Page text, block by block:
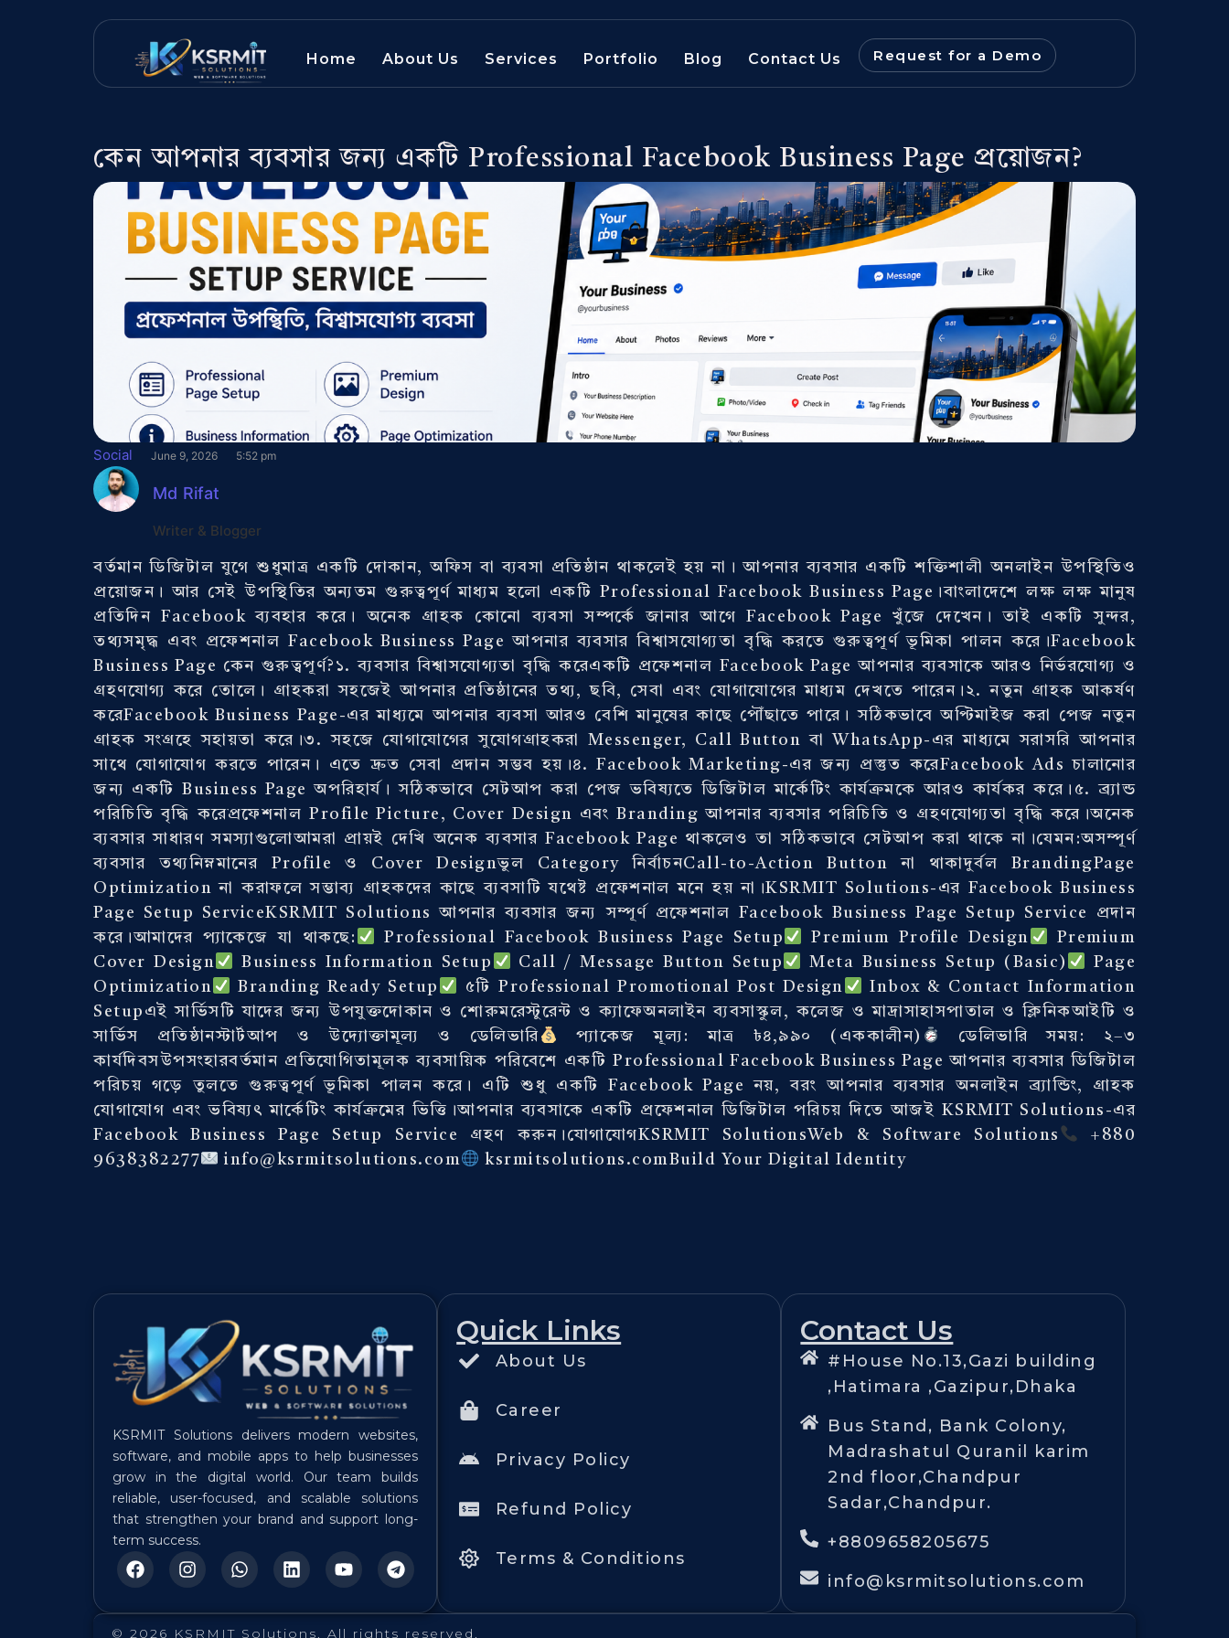
Home About Us Services Portfolio Blog Contact Us Request for a Demo
কেন আপনার ব্যবসার জন্য একটি Professional Facebook Business Page প্রয়োজন?
Social June 9, 2026 5:52 pm
Md Rifat
Writer & Blogger
বর্তমান ডিজিটাল যুগে শুধুমাত্র একটি দোকান, অফিস বা ব্যবসা প্রতিষ্ঠান থাকলেই হয় না। আপনার ব্যবসার একটি শক্তিশালী অনলাইন উপস্থিতিও
প্রয়োজন। আর সেই উপস্থিতির অন্যতম গুরুত্বপূর্ণ মাধ্যম হলো একটি Professional Facebook Business Page।বাংলাদেশে লক্ষ লক্ষ মানুষ
প্রতিদিন Facebook ব্যবহার করে। অনেক গ্রাহক কোনো ব্যবসা সম্পর্কে জানার আগে Facebook Page খুঁজে দেখেন। তাই একটি সুন্দর,
তথ্যসমৃদ্ধ এবং প্রফেশনাল Facebook Business Page আপনার ব্যবসার বিশ্বাসযোগ্যতা বৃদ্ধি করতে গুরুত্বপূর্ণ ভূমিকা পালন করে।Facebook
Business Page কেন গুরুত্বপূর্ণ?১. ব্যবসার বিশ্বাসযোগ্যতা বৃদ্ধি করেএকটি প্রফেশনাল Facebook Page আপনার ব্যবসাকে আরও নির্ভরযোগ্য ও
গ্রহণযোগ্য করে তোলে। গ্রাহকরা সহজেই আপনার প্রতিষ্ঠানের তথ্য, ছবি, সেবা এবং যোগাযোগের মাধ্যম দেখতে পারেন।২. নতুন গ্রাহক আকর্ষণ
করেFacebook Business Page-এর মাধ্যমে আপনার ব্যবসা আরও বেশি মানুষের কাছে পৌঁছাতে পারে। সঠিকভাবে অপ্টিমাইজ করা পেজ নতুন
গ্রাহক সংগ্রহে সহায়তা করে।৩. সহজে যোগাযোগের সুযোগগ্রাহকরা Messenger, Call Button বা WhatsApp-এর মাধ্যমে সরাসরি আপনার
সাথে যোগাযোগ করতে পারেন। এতে দ্রুত সেবা প্রদান সম্ভব হয়।৪. Facebook Marketing-এর জন্য প্রস্তুত করেFacebook Ads চালানোর
জন্য একটি Business Page অপরিহার্য। সঠিকভাবে সেটআপ করা পেজ ভবিষ্যতে ডিজিটাল মার্কেটিং কার্যক্রমকে আরও কার্যকর করে।৫. ব্র্যান্ড
পরিচিতি বৃদ্ধি করেপ্রফেশনাল Profile Picture, Cover Design এবং Branding আপনার ব্যবসার পরিচিতি ও গ্রহণযোগ্যতা বৃদ্ধি করে।অনেক
ব্যবসার সাধারণ সমস্যাগুলোআমরা প্রায়ই দেখি অনেক ব্যবসার Facebook Page থাকলেও তা সঠিকভাবে সেটআপ করা থাকে না।যেমন:অসম্পূর্ণ
ব্যবসার তথ্যনিম্নমানের Profile ও Cover Designভুল Category নির্বাচনCall-to-Action Button না থাকাদুর্বল BrandingPage
Optimization না করাফলে সম্ভাব্য গ্রাহকদের কাছে ব্যবসাটি যথেষ্ট প্রফেশনাল মনে হয় না।KSRMIT Solutions-এর Facebook Business
Page Setup ServiceKSRMIT Solutions আপনার ব্যবসার জন্য সম্পূর্ণ প্রফেশনাল Facebook Business Page Setup Service প্রদান
করে।আমাদের প্যাকেজে যা থাকছে:
Professional Facebook Business Page Setup Premium Profile Design
Premium
Cover Design
Business Information Setup Call / Message Button Setup Meta Business Setup (Basic)
Page
Optimization
Branding Ready Setup ৫টি Professional Promotional Post Design
Inbox & Contact Information
Setupএই সার্ভিসটি যাদের জন্য উপযুক্তদোকান ও শোরুমরেস্টুরেন্ট ও ক্যাফেঅনলাইন ব্যবসাস্কুল, কলেজ ও মাদ্রাসাহাসপাতাল ও ক্লিনিকআইটি ও
সার্ভিস প্রতিষ্ঠানস্টার্টআপ ও উদ্যোক্তামূল্য ও ডেলিভারি
প্যাকেজ মূল্য: মাত্র ৳৪,৯৯০ (এককালীন)
ডেলিভারি সময়: ২–৩
কার্যদিবসউপসংহারবর্তমান প্রতিযোগিতামূলক ব্যবসায়িক পরিবেশে একটি Professional Facebook Business Page আপনার ব্যবসার ডিজিটাল
পরিচয় গড়ে তুলতে গুরুত্বপূর্ণ ভূমিকা পালন করে। এটি শুধু একটি Facebook Page নয়, বরং আপনার ব্যবসার অনলাইন ব্র্যান্ডিং, গ্রাহক
যোগাযোগ এবং ভবিষ্যৎ মার্কেটিং কার্যক্রমের ভিত্তি।আপনার ব্যবসাকে একটি প্রফেশনাল ডিজিটাল পরিচয় দিতে আজই KSRMIT Solutions-এর
Facebook Business Page Setup Service গ্রহণ করুন।যোগাযোগKSRMIT SolutionsWeb & Software Solutions
+880
9638382277
info@ksrmitsolutions.com ksrmitsolutions.comBuild Your Digital Identity
KSRMIT Solutions delivers modern websites,
software, and mobile apps to help businesses
grow in the digital world. Our team builds
reliable, user-focused, and scalable solutions
that strengthen your brand and support long-
term success.
F
a
e
b
I
n
t
a
W
h
t
s
L
i
k
e
Y
o
t
u
T
e
e
g
Quick Links
About Us
Career
Privacy Policy
Refund Policy
Terms & Conditions
Contact Us
#House No.13,Gazi building
,Hatimara ,Gazipur,Dhaka
Bus Stand, Bank Colony,
Madrashatul Quranil karim
2nd floor,Chandpur
Sadar,Chandpur.
+8809658205675
info@ksrmitsolutions.com
© 2026 KSRMIT Solutions. All rights reserved.